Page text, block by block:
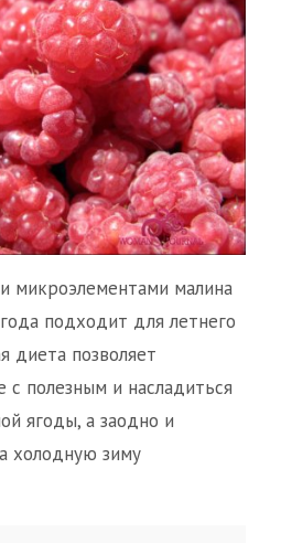
микроэлементами малина
подходит для летнего
диета позволяет
с полезным и насладиться
ягоды, а заодно и
холодную зиму